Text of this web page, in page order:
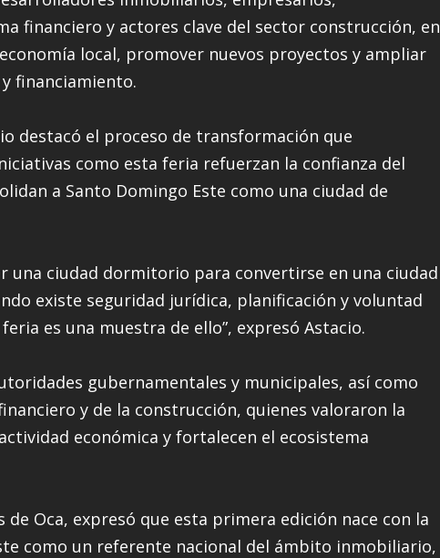
financiero y actores clave del sector construcción, en
local, promover nuevos proyectos y ampliar
financiamiento.
destacó el proceso de transformación que
como esta feria refuerzan la confianza del
a Santo Domingo Este como una ciudad de
una ciudad dormitorio para convertirse en una ciudad
existe seguridad jurídica, planificación y voluntad
es una muestra de ello”, expresó Astacio.
gubernamentales y municipales, así como
y de la construcción, quienes valoraron la
económica y fortalecen el ecosistema
de Oca, expresó que esta primera edición nace con la
como un referente nacional del ámbito inmobiliario,